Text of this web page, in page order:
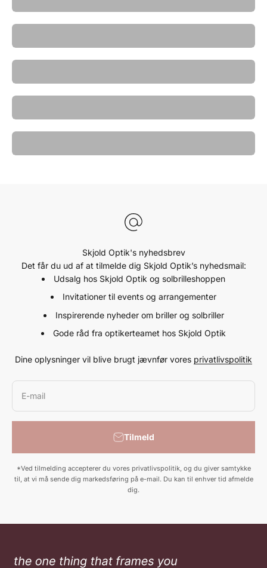
Skibriller
Solbriller til hende
Solbriller til mænd
Tom Ford
Skjold Optik's nyhedsbrev
Det får du ud af at tilmelde dig Skjold Optik’s nyhedsmail:
Udsalg hos Skjold Optik og solbrilleshoppen
Invitationer til events og arrangementer
Inspirerende nyheder om briller og solbriller
Gode råd fra optikerteamet hos Skjold Optik
Dine oplysninger vil blive brugt jævnfør vores privatlivspolitik
E-mail
Tilmeld
*Ved tilmelding accepterer du vores privatlivspolitik, og du giver samtykke
til, at vi må sende dig markedsføring på e-mail. Du kan til enhver tid afmelde
dig.